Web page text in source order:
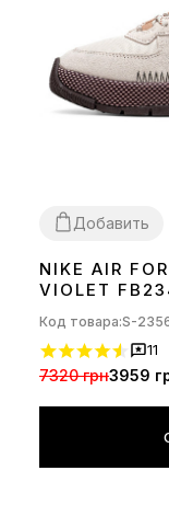
Добавить
40
NIKE AIR
VIOLET
Код товара:S-
11
7320 грн3959